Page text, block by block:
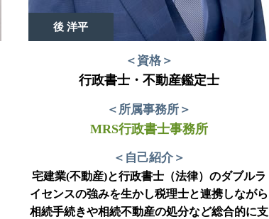
後 洋平
＜資格＞
行政書士・不動産鑑定士
＜所属事務所＞
MRS行政書士事務所
＜自己紹介＞
宅建業(不動産)と行政書士（法律）のダブルラ
イセンスの強みを生かし税理士と連携しながら
相続手続きや相続不動産の処分など総合的に支